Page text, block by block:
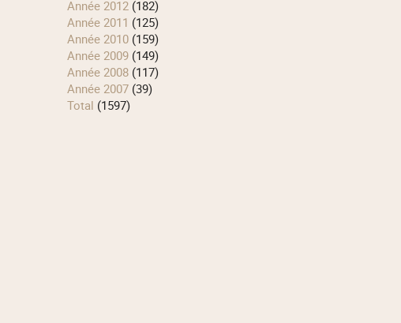
année 2012(182)
année 2011 (125)
année 2010(159)
année 2009(149)
année 2008(117)
année 2007(39)
total (1597)